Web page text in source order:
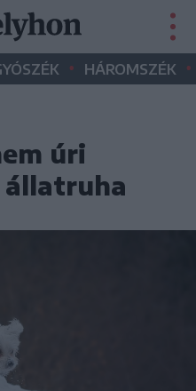
• HÁROMSZÉK •
úri
állatruha